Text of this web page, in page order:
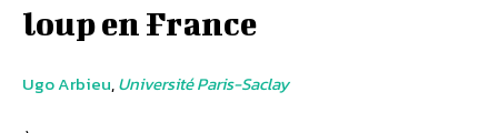
loup en France
Ugo Arbieu,Université Paris-Saclay